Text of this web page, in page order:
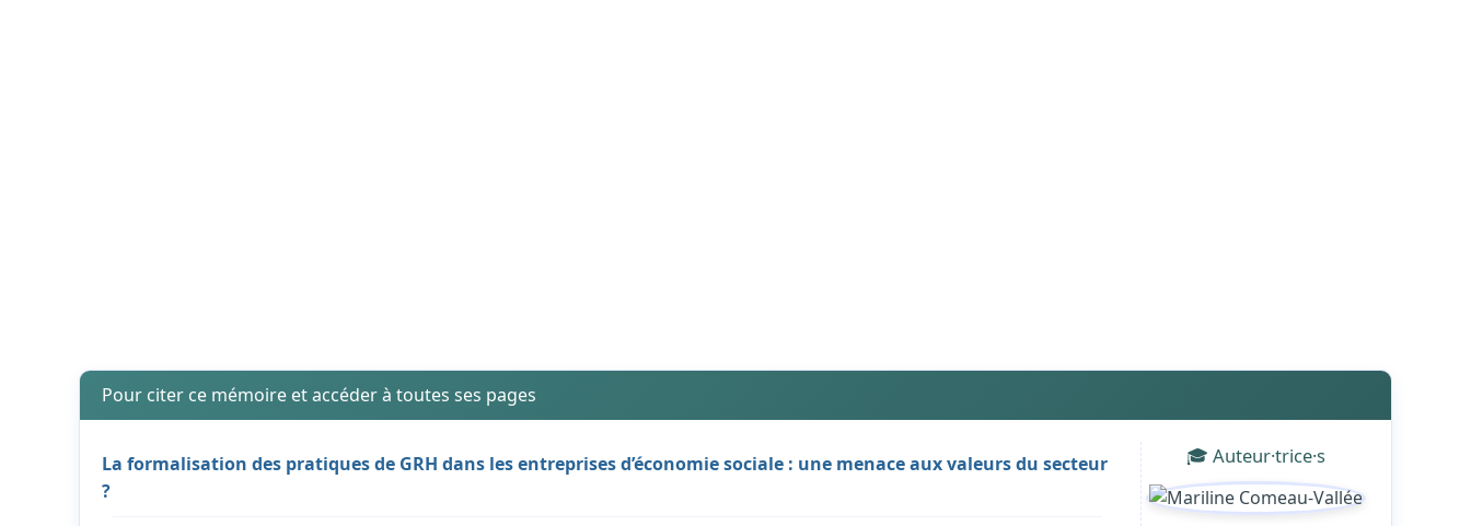
Pour citer ce mémoire et accéder à toutes ses pages
La formalisation des pratiques de GRH dans les entreprises d’économie sociale : une menace aux valeurs du secteur
?
🎓 Auteur·trice·s